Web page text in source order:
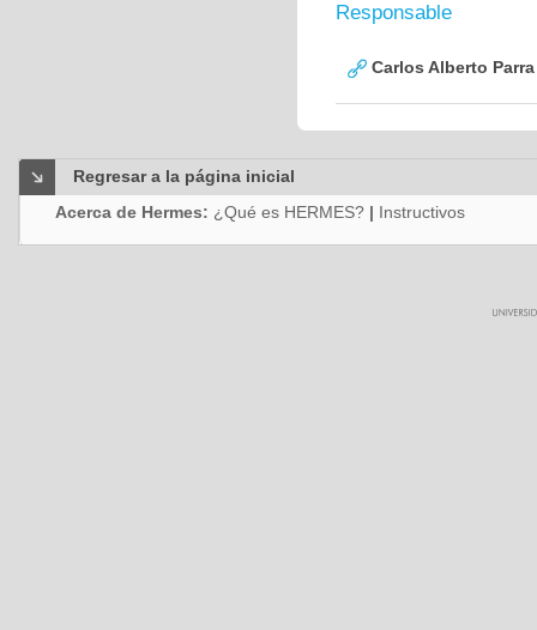
Responsable
Carlos Alberto
Regresar a la página inicial
Acerca de Hermes: ¿Qué es HERMES? | Instructivos